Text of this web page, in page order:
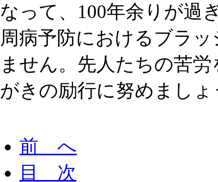
なって、100年余りが過
周病予防におけるブラ
ません。先人たちの苦
がきの励行に努めましょ
前 へ
目 次